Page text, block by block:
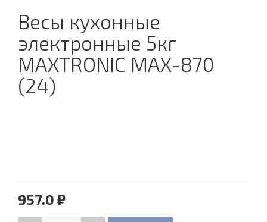
Весы кухонные
электронные 5кг
MAXTRONIC MAX-870
(24)
957.0 ₽